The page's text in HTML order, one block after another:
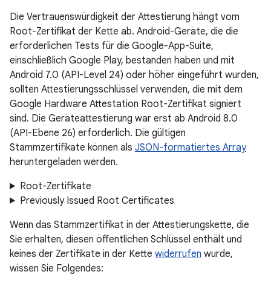
Die Vertrauenswürdigkeit der Attestierung hängt vom
Root-Zertifikat der Kette ab. Android-Geräte, die die
erforderlichen Tests für die Google-App-Suite,
einschließlich Google Play, bestanden haben und mit
Android 7.0 (API-Level 24) oder höher eingeführt wurden,
sollten Attestierungsschlüssel verwenden, die mit dem
Google Hardware Attestation Root-Zertifikat signiert
sind. Die Geräteattestierung war erst ab Android 8.0
(API-Ebene 26) erforderlich. Die gültigen
Stammzertifikate können als JSON-formatiertes Array
heruntergeladen werden.
Root-Zertifikate
Previously Issued Root Certificates
Wenn das Stammzertifikat in der Attestierungskette, die
Sie erhalten, diesen öffentlichen Schlüssel enthält und
keines der Zertifikate in der Kette widerrufen wurde,
wissen Sie Folgendes: